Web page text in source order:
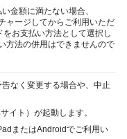
金額に満たない場合、
ャージしてからご利用いただ
お支払い方法として選択し
方法の併用はできませんので
なく変更する場合や、中止
イト）が起動します。
またはAndroidでご利用い